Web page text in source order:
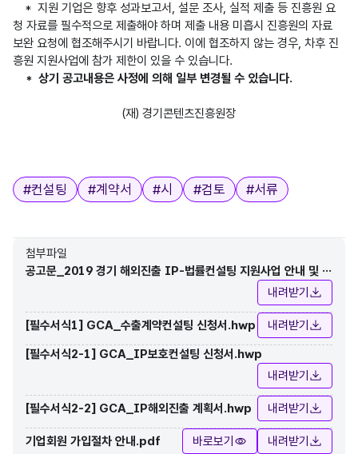
청 자료를 필수적으로 제출해야 하며 제출 내용 미흡시 진흥원의 자료
보완 요청에 협조해주시기 바랍니다. 이에 협조하지 않는 경우, 차후 진
흥원 지원사업에 참가 제한이 있을 수 있습니다.
*  상기 공고내용은 사정에 의해 일부 변경될 수 있습니다.
(재) 경기콘텐츠진흥원장
태그
#컨설팅 #계약서 #시 #검토 #서류
첨부파일
공고문_2019 경기 해외진출 IP-법률컨설팅 지원사업 안내 및 참
내려받기
[필수서식1] GCA_수출계약컨설팅 신청서.hwp
내려받기
[필수서식2-1] GCA_IP보호컨설팅 신청서.hwp
내려받기
[필수서식2-2] GCA_IP해외진출 계획서.hwp 내려받기
기업회원 가입절차 안내.pdf 바로보기 내려받기